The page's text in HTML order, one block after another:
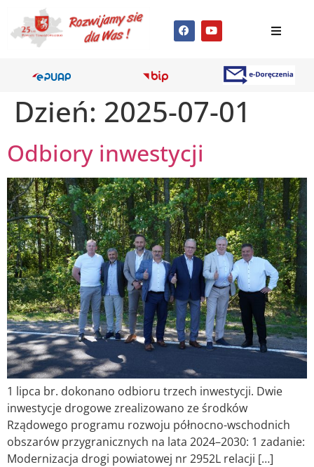
Dzień: 2025-07-01
Odbiory inwestycji
1 lipca br. dokonano odbioru trzech inwestycji. Dwie
inwestycje drogowe zrealizowano ze środków
Rządowego programu rozwoju północno-wschodnich
obszarów przygranicznych na lata 2024–2030: 1 zadanie:
Modernizacja drogi powiatowej nr 2952L relacji […]